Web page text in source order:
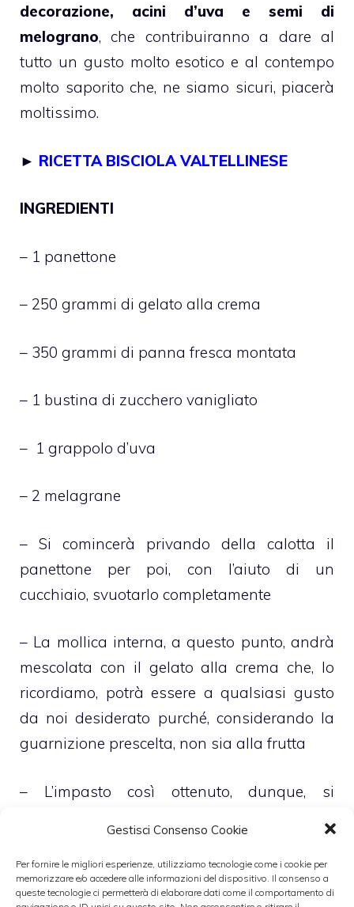
Gestisci Consenso Cookie
Per fornire le migliori esperienze, utilizziamo tecnologie come i cookie per
memorizzare e/o accedere alle informazioni del dispositivo. Il consenso a
queste tecnologie ci permetterà di elaborare dati come il comportamento di
decorazione, acini d’uva e semi di
melograno, che contribuiranno a dare al
tutto un gusto molto esotico e al contempo
molto saporito che, ne siamo sicuri, piacerà
moltissimo.
► RICETTA BISCIOLA VALTELLINESE
INGREDIENTI
– 1 panettone
– 250 grammi di gelato alla crema
– 350 grammi di panna fresca montata
– 1 bustina di zucchero vanigliato
– 1 grappolo d’uva
– 2 melagrane
– Si comincerà privando della calotta il
panettone per poi, con l’aiuto di un
cucchiaio, svuotarlo completamente
– La mollica interna, a questo punto, andrà
mescolata con il gelato alla crema che, lo
ricordiamo, potrà essere a qualsiasi gusto
da noi desiderato purché, considerando la
guarnizione prescelta, non sia alla frutta
– L’impasto così ottenuto, dunque, si
freezer.